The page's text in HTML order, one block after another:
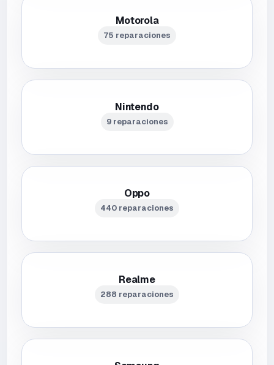
Motorola
75 reparaciones
Nintendo
9 reparaciones
Oppo
440 reparaciones
Realme
288 reparaciones